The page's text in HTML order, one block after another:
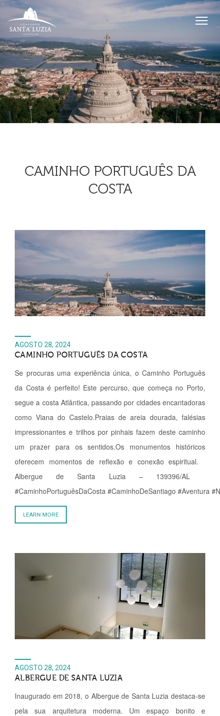
CAMINHO PORTUGUÊS DA
COSTA
AGOSTO 28, 2024
CAMINHO PORTUGUÊS DA COSTA
Se procuras uma experiência única, o Caminho Português
da Costa é perfeito! Este percurso, que começa no Porto,
segue a costa Atlântica, passando por cidades encantadoras
como Viana do Castelo.Praias de areia dourada, falésias
impressionantes e trilhos por pinhais fazem deste caminho
um prazer para os sentidos.Os monumentos históricos
oferecem momentos de reflexão e conexão espiritual.
Albergue de Santa Luzia – 139396/AL
#CaminhoPortuguêsDaCosta #CaminhoDeSantiago #Aventura
LEARN MORE
AGOSTO 28, 2024
ALBERGUE DE SANTA LUZIA
Inaugurado em 2018, o Albergue de Santa Luzia destaca-se
pela sua arquitetura moderna. Um espaço bonito e